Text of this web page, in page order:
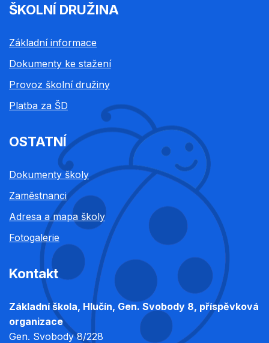
ŠKOLNÍ DRUŽINA
Základní informace
Dokumenty ke stažení
Provoz školní družiny
Platba za ŠD
OSTATNÍ
Dokumenty školy
Zaměstnanci
Adresa a mapa školy
Fotogalerie
Kontakt
Základní škola, Hlučín, Gen. Svobody 8, příspěvková
organizace
Gen. Svobody 8/228